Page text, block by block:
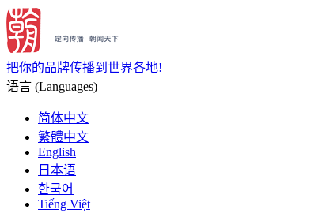
把你的品牌传播到世界各地!
语言 (Languages)
简体中文
繁體中文
English
日本语
한국어
Tiếng Việt